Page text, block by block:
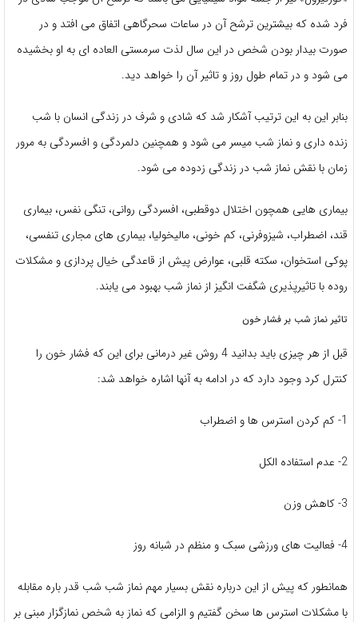
فرد شده که بیشترین ترشح آن در ساعات سحرگاهی اتفاق می افتد و در
صورت بیدار بودن شخص در این سال لذت سرمستی العاده ای به او بخشیده
می شود و در تمام طول روز و تاثیر آن را خواهد دید.
بنابر این به این ترتیب آشکار شد که شادی و شرف در زندگی انسان با شب
زنده داری و نماز شب میسر می شود و همچنین دلمردگی و افسردگی به مرور
زمان با نقش نماز شب در زندگی زدوده می شود.
بیماری هایی همچون اختلال دوقطبی، افسردگی روانی، تنگی نفس، بیماری
قند، اضطراب، شیزوفرنی، کم خونی، مالیخولیا، بیماری های مجاری تنفسی،
پوکی استخوان، سکته قلبی، عوارض پیش از قاعدگی خیال پردازی و مشکلات
روده با تاثیرپذیری شگفت انگیز از نماز شب بهبود می یابند.
تاثیر نماز شب بر فشار خون
قبل از هر چیزی باید بدانید 4 روش غیر درمانی برای این که فشار خون را
کنترل کرد وجود دارد که در ادامه به آنها اشاره خواهد شد:
1- کم کردن استرس ها و اضطراب
2- عدم استفاده الکل
3- کاهش وزن
4- فعالیت های ورزشی سبک و منظم در شبانه روز
همانطور که پیش از این درباره نقش بسیار مهم نماز شب شب قدر باره مقابله
با مشکلات استرس ها سخن گفتیم و الزامی که نماز به شخص نمازگزار مبنی بر